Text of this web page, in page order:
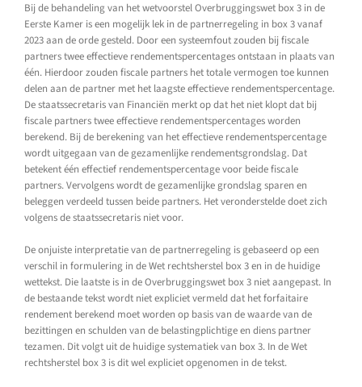
Bij de behandeling van het wetvoorstel Overbruggingswet box 3 in de
Eerste Kamer is een mogelijk lek in de partnerregeling in box 3 vanaf
2023 aan de orde gesteld. Door een systeemfout zouden bij fiscale
partners twee effectieve rendementspercentages ontstaan in plaats van
één. Hierdoor zouden fiscale partners het totale vermogen toe kunnen
delen aan de partner met het laagste effectieve rendementspercentage.
De staatssecretaris van Financiën merkt op dat het niet klopt dat bij
fiscale partners twee effectieve rendementspercentages worden
berekend. Bij de berekening van het effectieve rendementspercentage
wordt uitgegaan van de gezamenlijke rendementsgrondslag. Dat
betekent één effectief rendementspercentage voor beide fiscale
partners. Vervolgens wordt de gezamenlijke grondslag sparen en
beleggen verdeeld tussen beide partners. Het veronderstelde doet zich
volgens de staatssecretaris niet voor.
De onjuiste interpretatie van de partnerregeling is gebaseerd op een
verschil in formulering in de Wet rechtsherstel box 3 en in de huidige
wettekst. Die laatste is in de Overbruggingswet box 3 niet aangepast. In
de bestaande tekst wordt niet expliciet vermeld dat het forfaitaire
rendement berekend moet worden op basis van de waarde van de
bezittingen en schulden van de belastingplichtige en diens partner
tezamen. Dit volgt uit de huidige systematiek van box 3. In de Wet
rechtsherstel box 3 is dit wel expliciet opgenomen in de tekst.